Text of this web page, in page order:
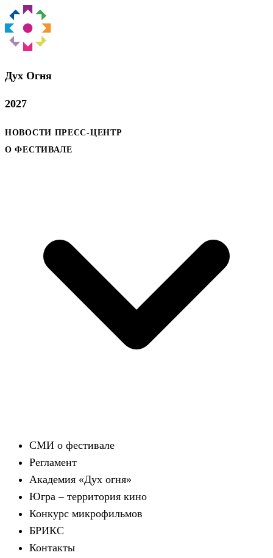
Дух Oгня
2027
НОВОСТИ ПРЕСС-ЦЕНТР
О ФЕСТИВАЛЕ
СМИ о фестивале
Регламент
Академия «Дух огня»
Югра – территория кино
Конкурс микрофильмов
БРИКС
Контакты